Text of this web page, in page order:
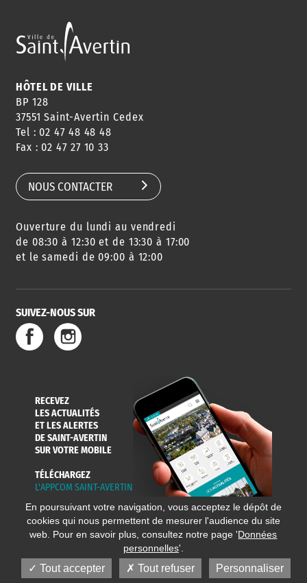
HÔTEL DE VILLE
BP 128
37551 Saint-Avertin Cedex
Tel : 02 47 48 48 48
Fax : 02 47 27 10 33
NOUS CONTACTER
Ouverture du lundi au vendredi
de 08:30 à 12:30 et de 13:30 à 17:00
et le samedi de 09:00 à 12:00
SUIVEZ-NOUS SUR
RECEVEZ
LES ACTUALITÉS
ET LES ALERTES
DE SAINT-AVERTIN
SUR VOTRE MOBILE
TÉLÉCHARGEZ
L'APPCOM SAINT-AVERTIN
En poursuivant votre navigation, vous acceptez le dépôt de
cookies qui nous permettent de mesurer l'audience du site
web. Pour en savoir plus, consultez notre page 'Données
personnelles'.
Tout accepter Tout refuser Personnaliser